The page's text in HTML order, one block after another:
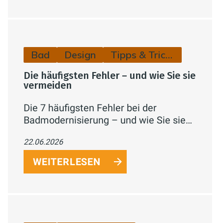
Bad Design Tipps & Tricks
Die häufigsten Fehler – und wie Sie sie
vermeiden
Die 7 häufigsten Fehler bei der
Badmodernisierung – und wie Sie sie
Handwerker und verfügbaren
Förderungen von Anfang an vermeiden.
22.06.2026
WEITERLESEN